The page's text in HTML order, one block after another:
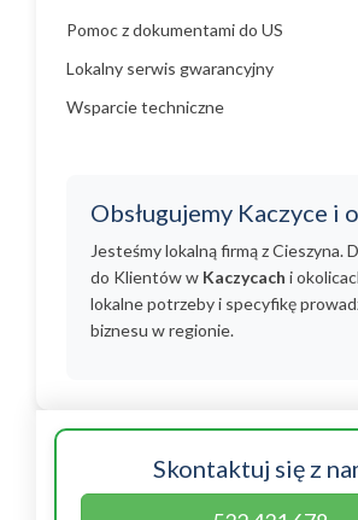
Pomoc z dokumentami do US
Lokalny serwis gwarancyjny
Wsparcie techniczne
Obsługujemy Kaczyce i
Jesteśmy lokalną firmą z Cieszyna.
do Klientów w Kaczycach i
lokalne potrzeby i specyfikę
biznesu w regionie.
Skontaktuj się z